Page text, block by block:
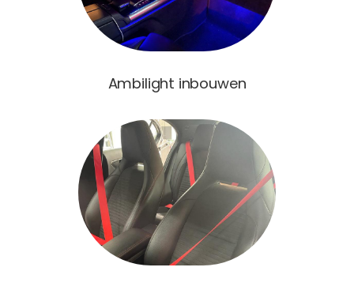
Ambilight inbouwen